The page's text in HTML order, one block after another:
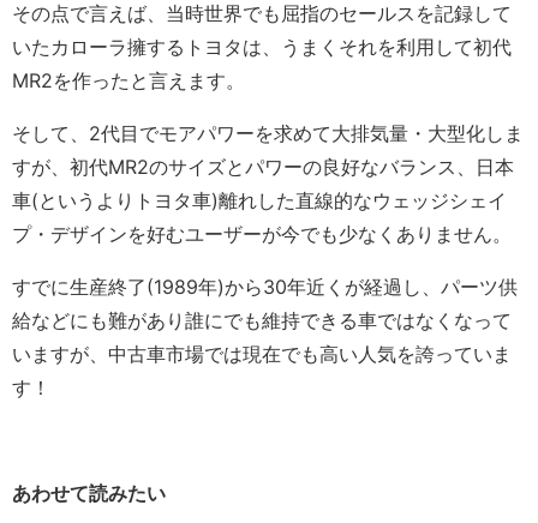
その点で言えば、当時世界でも屈指のセールスを記録して
いたカローラ擁するトヨタは、うまくそれを利用して初代
MR2を作ったと言えます。
そして、2代目でモアパワーを求めて大排気量・大型化しま
すが、初代MR2のサイズとパワーの良好なバランス、日本
車(というよりトヨタ車)離れした直線的なウェッジシェイ
プ・デザインを好むユーザーが今でも少なくありません。
すでに生産終了(1989年)から30年近くが経過し、パーツ供
給などにも難があり誰にでも維持できる車ではなくなって
いますが、中古車市場では現在でも高い人気を誇っていま
す！
あわせて読みたい